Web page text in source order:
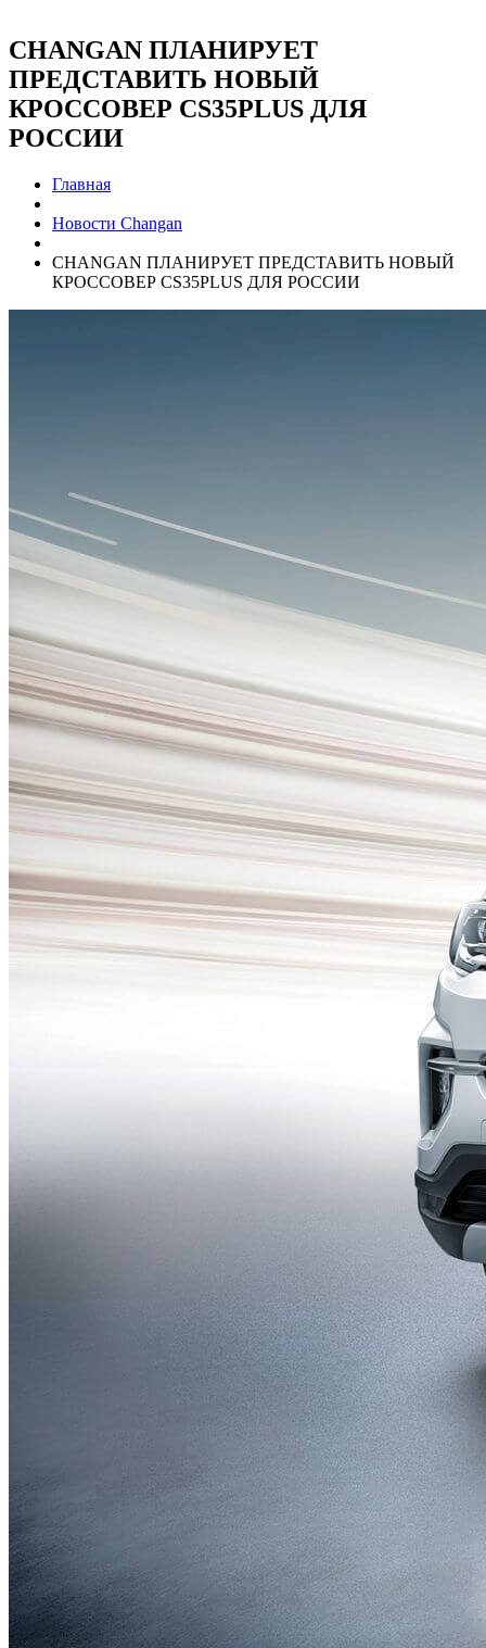
CHANGAN ПЛАНИРУЕТ
ПРЕДСТАВИТЬ НОВЫЙ
КРОССОВЕР CS35PLUS ДЛЯ
РОССИИ
Главная
Новости Changan
CHANGAN ПЛАНИРУЕТ ПРЕДСТАВИТЬ НОВЫЙ
КРОССОВЕР CS35PLUS ДЛЯ РОССИИ